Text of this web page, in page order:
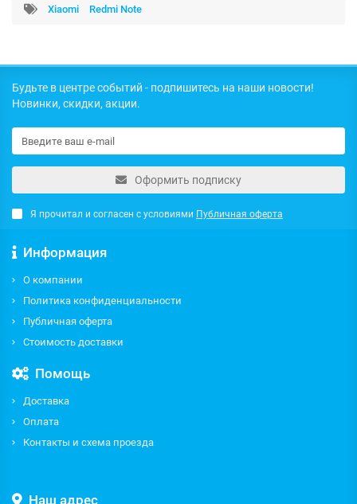
Xiaomi Redmi Note
Будьте в центре событий - подпишитесь на наши новости!
Новинки, скидки, акции.
Оформить подписку
Я прочитал и согласен с условиями Публичная оферта
Информация
О компании
Политика конфиденциальности
Публичная оферта
Стоимость доставки
Помощь
Доставка
Оплата
Контакты и схема проезда
Наш адрес